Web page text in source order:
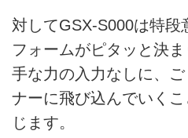
対してGSX-S000は特段
フォームがピタッと決
手な力の入力なしに、
ナーに飛び込んでいく
じます。